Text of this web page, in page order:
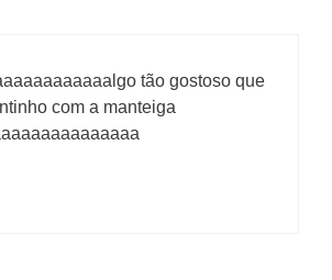
tão gostoso que
com a manteiga